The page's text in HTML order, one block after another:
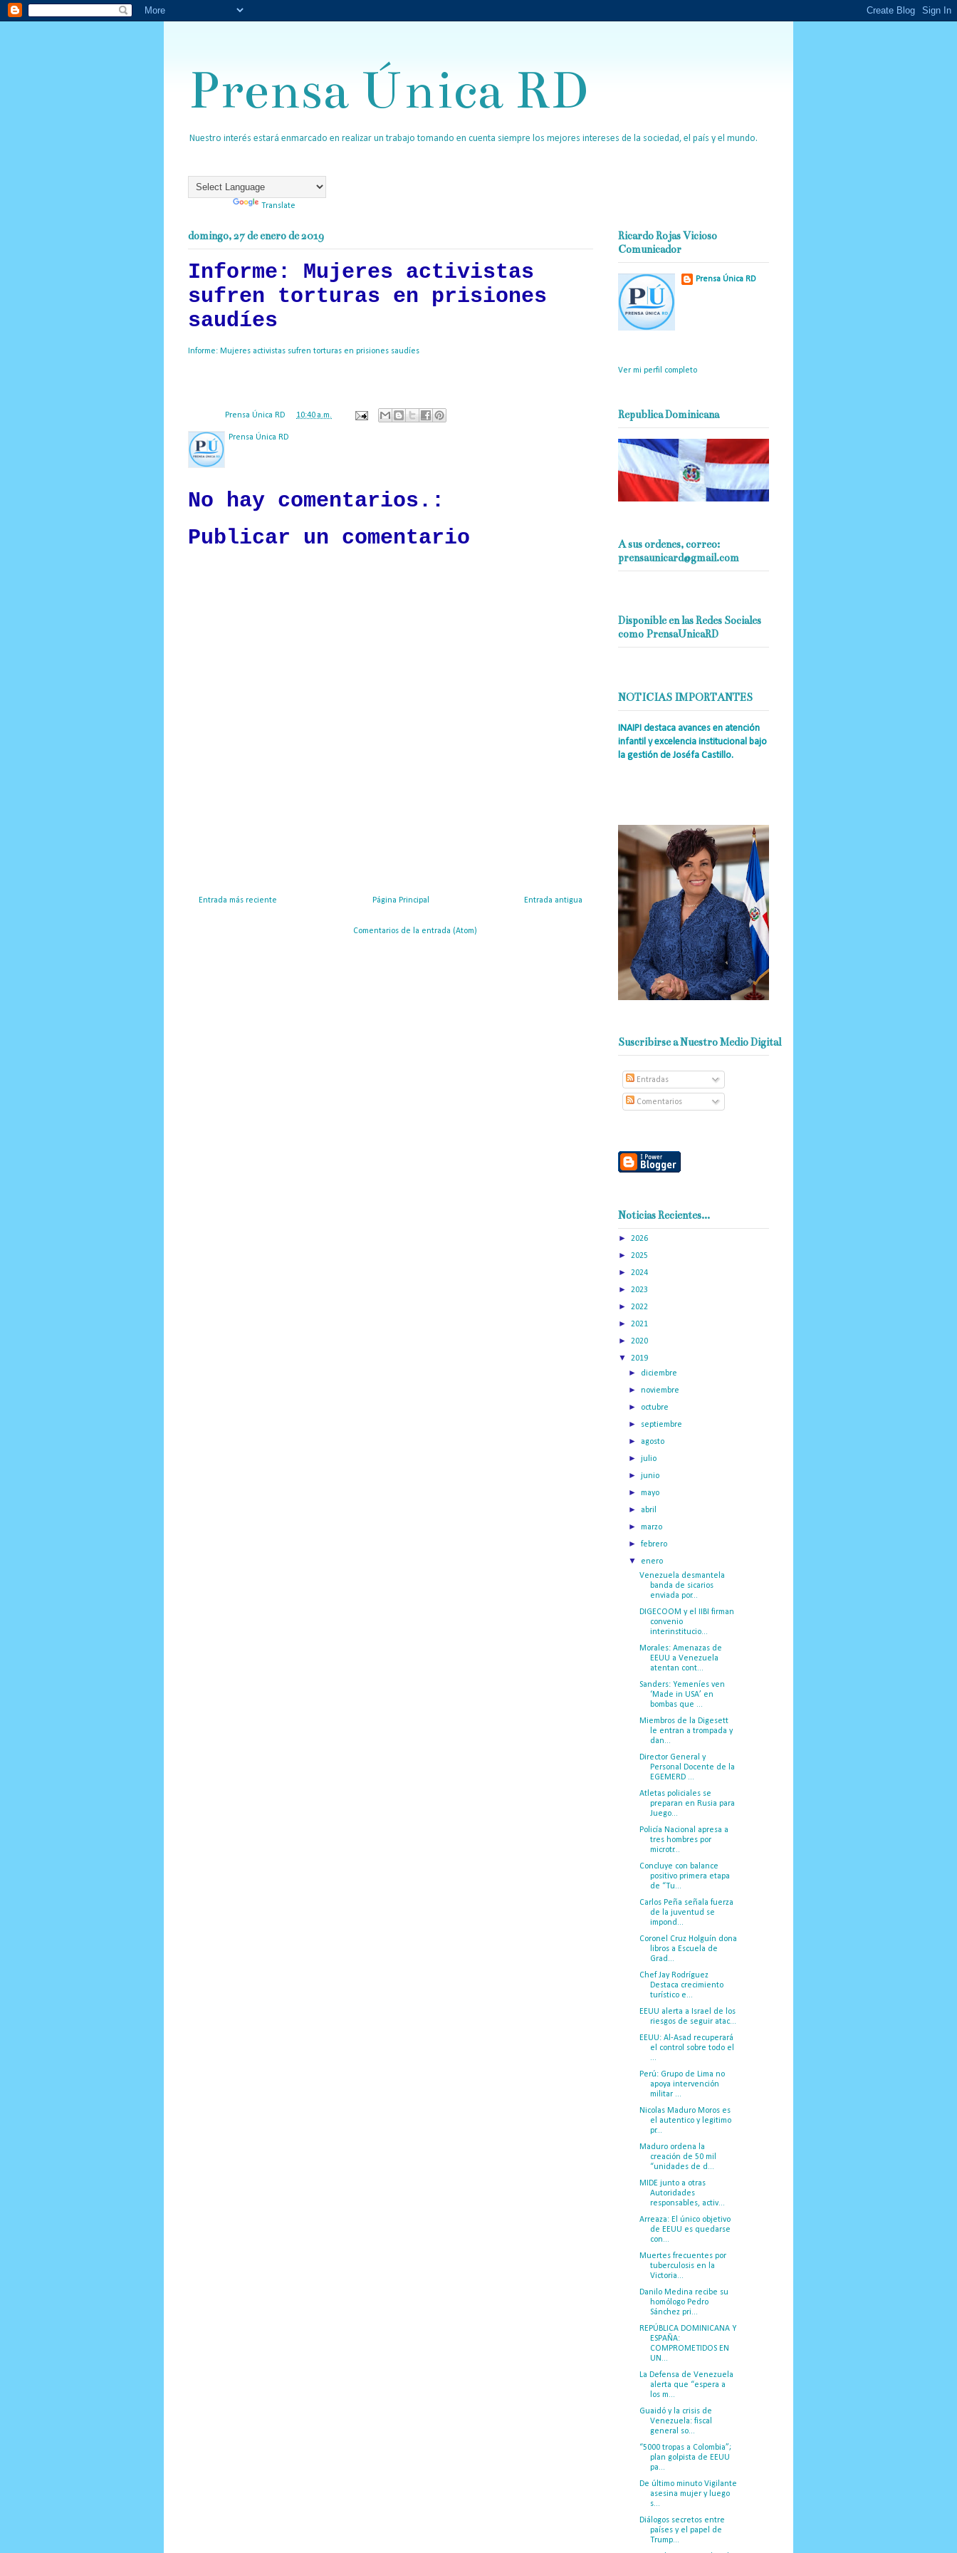
Prensa Única RD
Nuestro interés estará enmarcado en realizar un trabajo tomando en cuenta siempre los mejores intereses de la sociedad, el país y el mundo.
Translate
domingo, 27 de enero de 2019
Informe: Mujeres activistas
sufren torturas en prisiones
saudíes
Informe: Mujeres activistas sufren torturas en prisiones saudíes
Prensa Única RD 10:40 a.m.
Prensa Única RD
No hay comentarios.:
Publicar un comentario
Entrada más reciente Entrada antigua
Página Principal
Comentarios de la entrada (Atom)
Ricardo Rojas Vicioso
Comunicador
Prensa Única RD
Ver mi perfil completo
Republica Dominicana
A sus ordenes, correo:
prensaunicard@gmail.com
Disponible en las Redes Sociales
como PrensaUnicaRD
NOTICIAS IMPORTANTES
INAIPI destaca avances en atención
infantil y excelencia institucional bajo
la gestión de Joséfa Castillo.
Suscribirse a Nuestro Medio Digital
Entradas
Comentarios
Noticias Recientes...
► 2026
► 2025
► 2024
► 2023
► 2022
► 2021
► 2020
▼ 2019
► diciembre
►noviembre
► octubre
► septiembre
► agosto
►julio
►junio
►mayo
► abril
►marzo
►febrero
▼ enero
Venezuela desmantela
banda de sicarios
enviada por...
DIGECOOM y el IIBI firman
convenio
interinstitucio...
Morales: Amenazas de
EEUU a Venezuela
atentan cont...
Sanders: Yemeníes ven
‘Made in USA’ en
bombas que ...
Miembros de la Digesett
le entran a trompada y
dan...
Director General y
Personal Docente de la
EGEMERD ...
Atletas policiales se
preparan en Rusia para
Juego...
Policía Nacional apresa a
tres hombres por
microtr...
Concluye con balance
positivo primera etapa
de “Tu...
Carlos Peña señala fuerza
de la juventud se
impond...
Coronel Cruz Holguín dona
libros a Escuela de
Grad...
Chef Jay Rodríguez
Destaca crecimiento
turístico e...
EEUU alerta a Israel de los
riesgos de seguir atac...
EEUU: Al-Asad recuperará
el control sobre todo el
...
Perú: Grupo de Lima no
apoya intervención
militar ...
Nicolas Maduro Moros es
el autentico y legitimo
pr...
Maduro ordena la
creación de 50 mil
“unidades de d...
MIDE junto a otras
Autoridades
responsables, activ...
Arreaza: El único objetivo
de EEUU es quedarse
con...
Muertes frecuentes por
tuberculosis en la
Victoria...
Danilo Medina recibe su
homólogo Pedro
Sánchez pri...
REPÚBLICA DOMINICANA Y
ESPAÑA:
COMPROMETIDOS EN
UN...
La Defensa de Venezuela
alerta que “espera a
los m...
Guaidó y la crisis de
Venezuela: fiscal
general so...
“5000 tropas a Colombia”;
plan golpista de EEUU
pa...
De último minuto Vigilante
asesina mujer y luego
s...
Diálogos secretos entre
países y el papel de
Trump...